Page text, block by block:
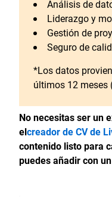
Análisis de
Liderazgo y
Gestión de
Seguro de
*Los datos
últimos 12 meses
No necesitas ser un
elcreador de CV de
contenido listo para
puedes añadir con